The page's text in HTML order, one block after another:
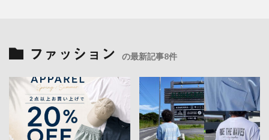
ファッション の最新記事8件